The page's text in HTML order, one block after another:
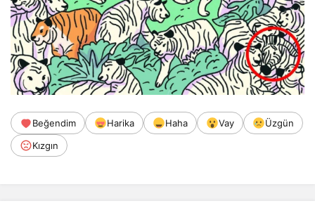
Beğendim Harika Haha Vay
Üzgün
Kızgın